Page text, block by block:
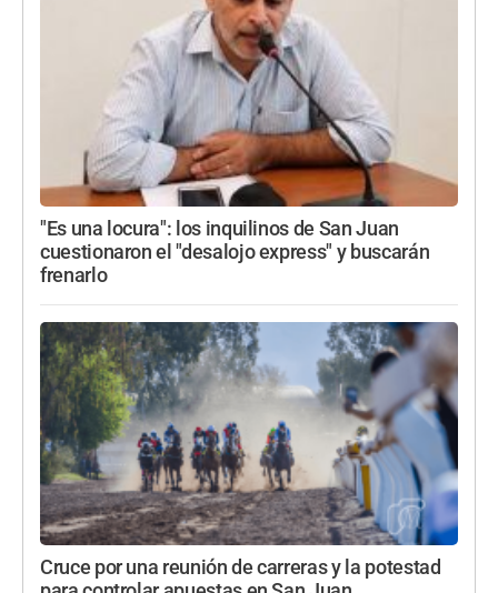
"Es una locura": los inquilinos de San Juan
cuestionaron el "desalojo express" y buscarán
frenarlo
Cruce por una reunión de carreras y la potestad